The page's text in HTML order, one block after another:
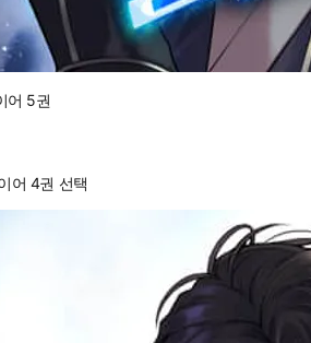
어 5권
어 4권 선택